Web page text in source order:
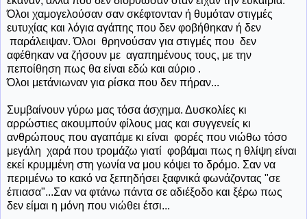
Όλοι χαμογελούσαν σαν σκέφτονταν ή θυμόταν στιγμές
ευτυχίας και λόγια αγάπης που δεν φοβήθηκαν ή δεν
παράλειψαν. Όλοι θρηνούσαν για στιγμές που δεν
αφέθηκαν να ζήσουν με αγαπημένους τους, με την
πεποίθηση πως θα είναι εδώ και αύριο .
Όλοι μετάνιωναν για ρίσκα που δεν πήραν...
Συμβαίνουν γύρω μας τόσα άσχημα. Δυσκολίες κι
αρρώστιες ακουμπούν φίλους μας και συγγενείς κι
ανθρώπους που αγαπάμε κι είναι φορές που νιώθω τόσο
μεγάλη χαρά που τρομάζω γιατί φοβάμαι πως η θλίψη είναι
εκεί κρυμμένη στη γωνία να μου κόψει το δρόμο. Σαν να
περιμένω το κακό να ξεπηδήσει ξαφνικά φωνάζοντας "σε
έπιασα"...Σαν να φτάνω πάντα σε αδιέξοδο και ξέρω πως
δεν είμαι η μόνη που νιώθει έτσι...